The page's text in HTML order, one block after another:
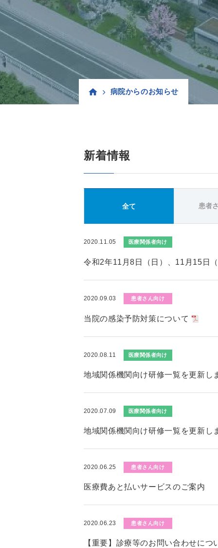
病院からのお知らせ
新着情報
全て 患者
2020.11.05 医療関係者向け
令和2年11月8日（日）、11月15日
2020.09.03 患者さん向け
当院の感染予防対策について
2020.08.11 医療関係者向け
地域関係機関向け研修一覧を更新し
2020.07.09 医療関係者向け
地域関係機関向け研修一覧を更新し
2020.06.25 患者さん向け
医療費あと払いサービスのご案内
2020.06.23 患者さん向け
【重要】診療等のお問い合わせにつ